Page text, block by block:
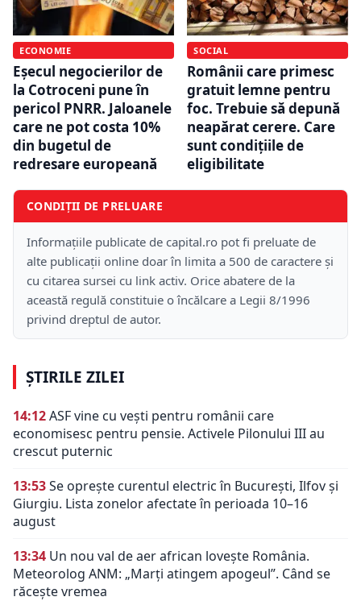
ECONOMIE
Eșecul negocierilor de
la Cotroceni pune în
pericol PNRR. Jaloanele
care ne pot costa 10%
din bugetul de
redresare europeană
SOCIAL
Românii care primesc
gratuit lemne pentru
foc. Trebuie să depună
neapărat cerere. Care
sunt condițiile de
eligibilitate
CONDIȚII DE PRELUARE
Informațiile publicate de capital.ro pot fi preluate de
alte publicații online doar în limita a 500 de caractere și
cu citarea sursei cu link activ. Orice abatere de la
această regulă constituie o încălcare a Legii 8/1996
privind dreptul de autor.
ȘTIRILE ZILEI
14:12ASF vine cu vești pentru românii care
economisesc pentru pensie. Activele Pilonului III au
crescut puternic
13:53Se oprește curentul electric în București, Ilfov și
Giurgiu. Lista zonelor afectate în perioada 10–16
august
13:34 Un nou val de aer african lovește România.
Meteorolog ANM: „Marți atingem apogeul”. Când se
răcește vremea